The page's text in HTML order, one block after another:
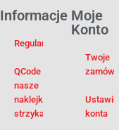
Moje
Konto
Twoje
konta
Informacje
Regulamin
QCode –
nasze
naklejki na
strzykawki